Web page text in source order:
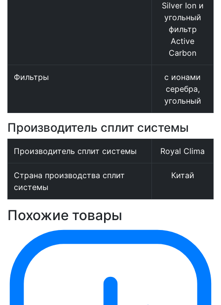
Silver Ion и
угольный
фильтр
Active
Carbon
Фильтры
с ионами
серебра,
угольный
Производитель сплит системы
Производитель сплит системы Royal Clima
Страна производства сплит
системы
Китай
Похожие товары